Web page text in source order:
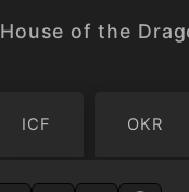
House of the
ICF OKR